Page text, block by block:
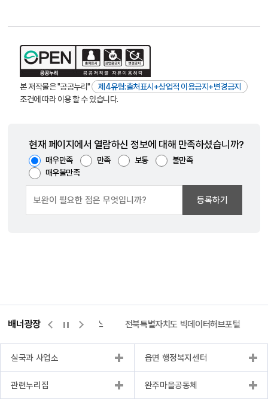
본 저작물은 "공공누리"
제4유형:출처표시+상업적 이용금지+변경금지
조건에 따라 이용 할 수 있습니다.
현재 페이지에서 열람하신 정보에 대해 만족하셨습니까?
매우만족 만족 보통
불만족
매우불만족
등록하기
배너광장
량바로처리센터 위택스 전북특별자치도 빅데이터허브포털
실국과 사업소 읍면 행정복지센터
관련누리집 완주마을공동체